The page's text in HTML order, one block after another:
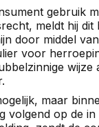
gebruik
meldt hij dit
door middel
voor
wijze
maar
volgend op de in